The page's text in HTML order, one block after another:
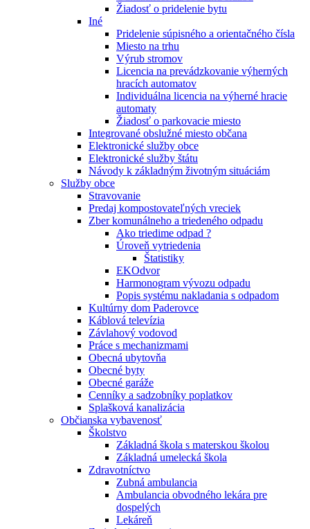
Žiadosť o pridelenie bytu
Iné
Pridelenie súpisného a orientačného čísla
Miesto na trhu
Výrub stromov
Licencia na prevádzkovanie výherných
hracích automatov
Individuálna licencia na výherné hracie
automaty
Žiadosť o parkovacie miesto
Integrované obslužné miesto občana
Elektronické služby obce
Elektronické služby štátu
Návody k základným životným situáciám
Služby obce
Stravovanie
Predaj kompostovateľných vreciek
Zber komunálneho a triedeného odpadu
Ako triedime odpad ?
Úroveň vytriedenia
Štatistiky
EKOdvor
Harmonogram vývozu odpadu
Popis systému nakladania s odpadom
Kultúrny dom Paderovce
Káblová televízia
Závlahový vodovod
Práce s mechanizmami
Obecná ubytovňa
Obecné byty
Obecné garáže
Cenníky a sadzobníky poplatkov
Splašková kanalizácia
Občianska vybavenosť
Školstvo
Základná škola s materskou školou
Základná umelecká škola
Zdravotníctvo
Zubná ambulancia
Ambulancia obvodného lekára pre
dospelých
Lekáreň